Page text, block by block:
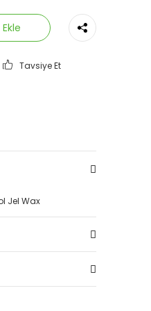
Tavsiye Et
Jel Wax